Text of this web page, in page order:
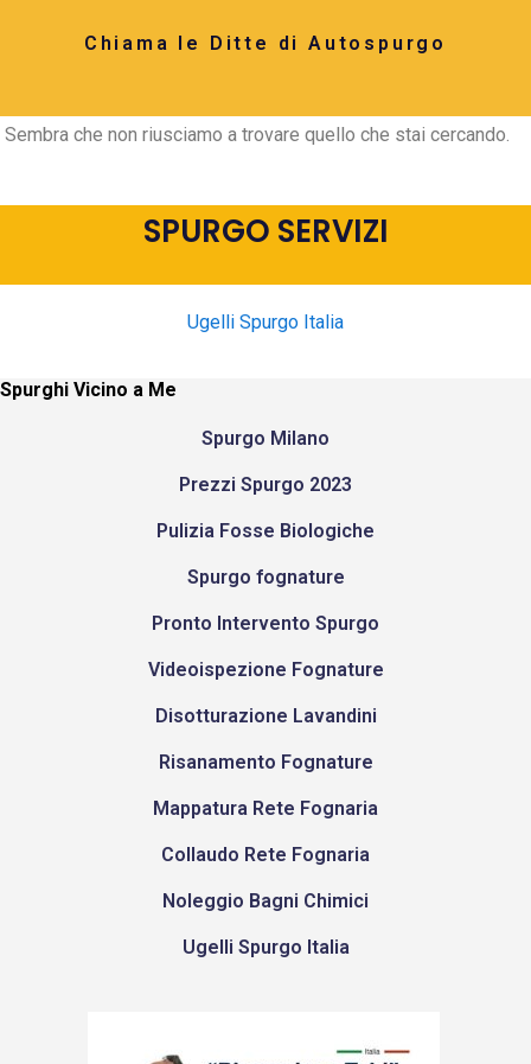
Chiama le Ditte di Autospurgo
Sembra che non riusciamo a trovare quello che stai cercando.
SPURGO SERVIZI
Ugelli Spurgo Italia
Spurghi Vicino a Me
Spurgo Milano
Prezzi Spurgo 2023
Pulizia Fosse Biologiche
Spurgo fognature
Pronto Intervento Spurgo
Videoispezione Fognature
Disotturazione Lavandini
Risanamento Fognature
Mappatura Rete Fognaria
Collaudo Rete Fognaria
Noleggio Bagni Chimici
Ugelli Spurgo Italia